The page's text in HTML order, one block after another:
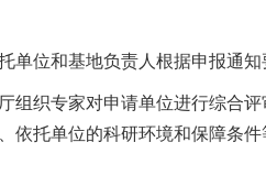
托单位和基地负责人根据申报通
厅组织专家对申请单位进行综合
依托单位的科研环境和保障条